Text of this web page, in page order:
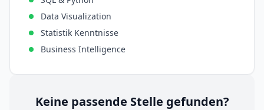
Data Visualization
Statistik Kenntnisse
Business Intelligence
Keine passende Stelle gefunden?